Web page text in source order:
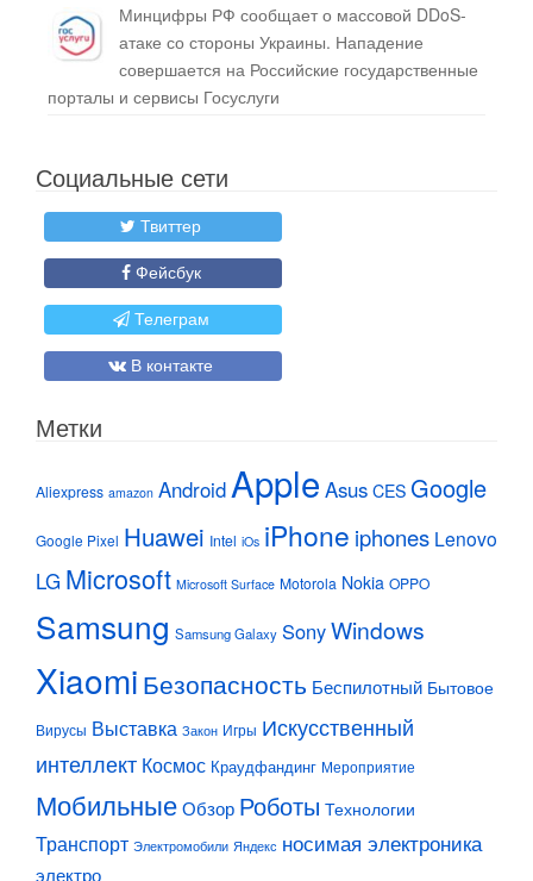
Минцифры РФ сообщает о массовой DDoS-
атаке со стороны Украины. Нападение
совершается на Российские государственные
порталы и сервисы Госуслуги
Социальные сети
Твиттер
Фейсбук
Телеграм
В контакте
Метки
Aliexpress amazon Android Apple Asus CES Google
Google Pixel Huawei Intel iOs iPhone iphones Lenovo
LG Microsoft Microsoft Surface Motorola Nokia OPPO
Samsung Samsung Galaxy SonyWindows
Xiaomi Безопасность Беспилотный Бытовое
Вирусы Выставка Закон Игры Искусственный
интеллект Космос Краудфандинг Мероприятие
МобильныеОбзор Роботы Технологии
Транспорт Электромобили Яндекс носимая электроника
электро